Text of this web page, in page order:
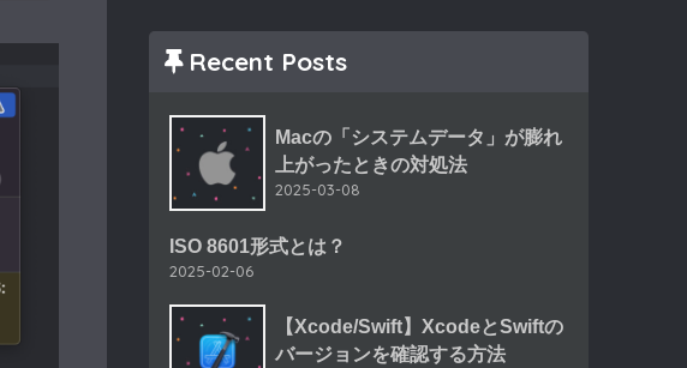
Recent Posts
Macの「システムデータ」が膨れ
上がったときの対処法
2025-03-08
ISO 8601形式とは？
2025-02-06
【Xcode/Swift】XcodeとSwiftの
バージョンを確認する方法